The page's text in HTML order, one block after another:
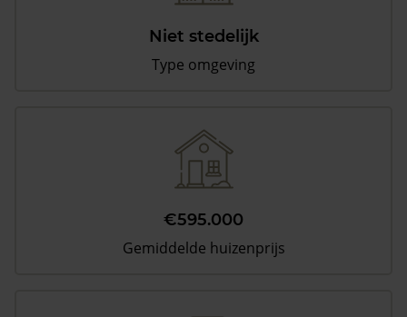
Niet stedelijk
Type omgeving
€595.000
Gemiddelde huizenprijs